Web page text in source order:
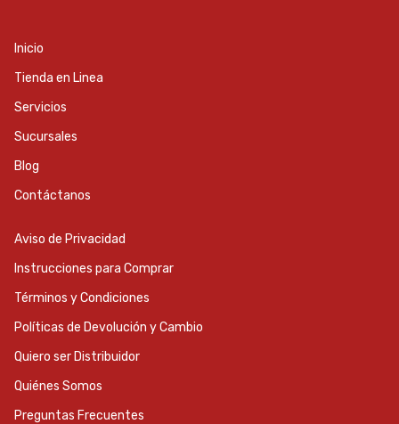
Inicio
Tienda en Linea
Servicios
Sucursales
Blog
Contáctanos
Aviso de Privacidad
Instrucciones para Comprar
Términos y Condiciones
Políticas de Devolución y Cambio
Quiero ser Distribuidor
Quiénes Somos
Preguntas Frecuentes